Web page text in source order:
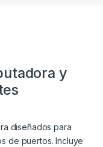
y
diseñados para
de puertos. Incluye